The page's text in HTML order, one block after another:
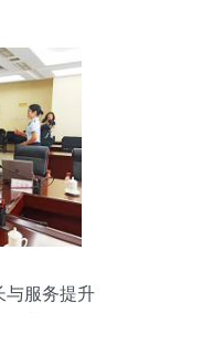
与服务提升